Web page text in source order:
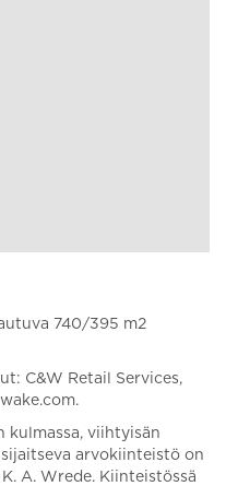
740/395 m2
C&W Retail Services,
kulmassa, viihtyisän
arvokiinteistö on
A. Wrede. Kiinteistössä